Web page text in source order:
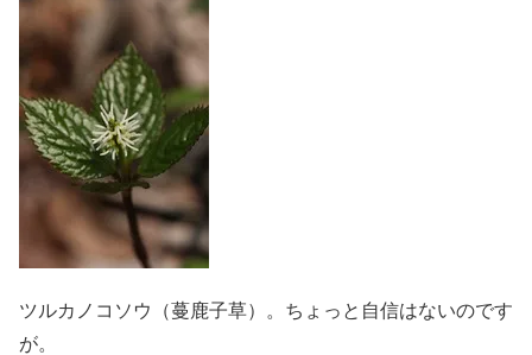
ツルカノコソウ（蔓鹿子草）。ちょっと自信はないのです
が。